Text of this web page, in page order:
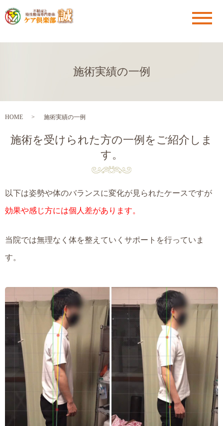
メ
施術実績の一例
HOME 施術実績の一例
施術を受けられた方の一例をご紹介しま
す。
以下は姿勢や体のバランスに変化が見られたケースですが
効果や感じ方には個人差があります。
当院では無理なく体を整えていく サポートを行っていま
す。